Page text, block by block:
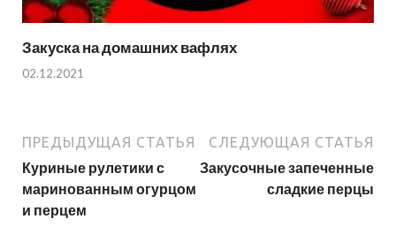
Закуска на домашних вафлях
02.12.2021
ПРЕДЫДУЩАЯ СТАТЬЯ
Куриные рулетики с
маринованным огурцом
и перцем
СЛЕДУЮЩАЯ СТАТЬЯ
Закусочные запеченные
сладкие перцы